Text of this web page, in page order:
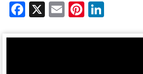
Facebook
X EmailPinterest